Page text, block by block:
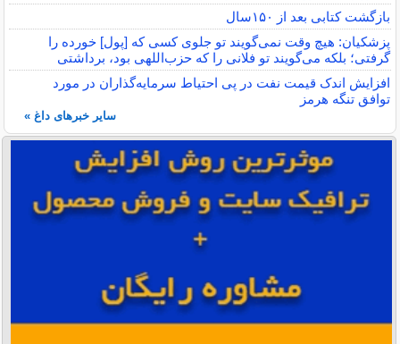
بازگشت کتابی بعد از ۱۵۰سال
پزشکیان: هیچ وقت نمی‌گویند تو جلوی کسی که [پول] خورده را
گرفتی؛ بلکه می‌گویند تو فلانی را که حزب‌اللهی بود، برداشتی
افزایش اندک قیمت نفت در پی احتیاط سرمایه‌گذاران در مورد
توافق تنگه هرمز
سایر خبرهای داغ »